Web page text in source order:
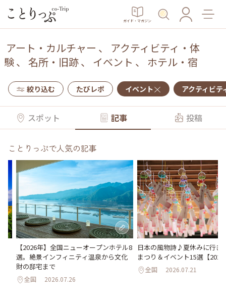
ガイド・マガジン
アート・カルチャー 、 アクティビティ・体
験、 名所・旧跡、 イベント 、 ホテル・宿
絞り込む たびレポ イベント アクティビテ
スポット 記事 投稿
ことりっぷで人気の記事
【2026年】全国ニューオープンホテル8
選。絶景インフィニティ温泉から文化
財の邸宅まで
全国 2026.07.26
日本の風物詩♪夏休みに行き
まつり＆イベント15選【
全国 2026.07.21